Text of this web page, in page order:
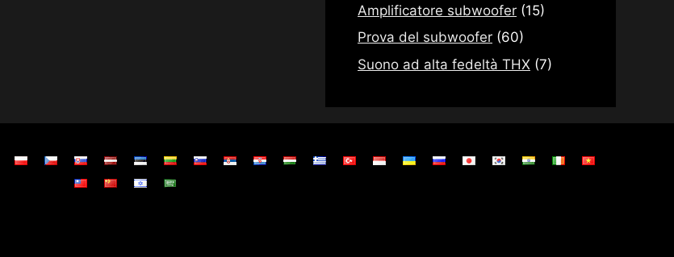
Amplificatore subwoofer (15)
Prova del subwoofer (60)
Suono ad alta fedeltà THX (7)